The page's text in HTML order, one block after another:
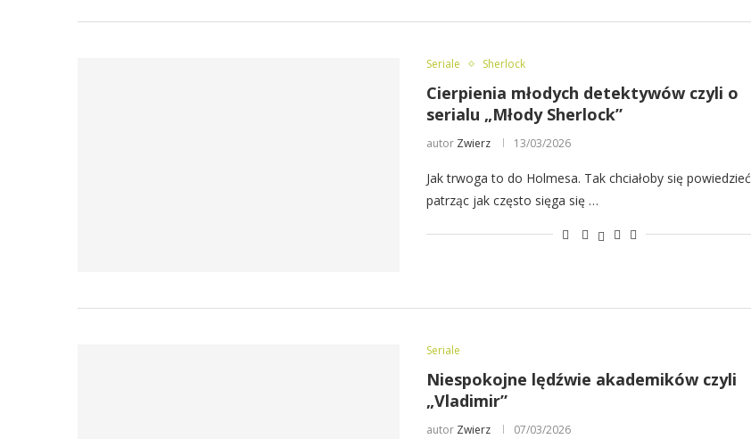
Seriale Sherlock
Cierpienia młodych detektywów czyli o
serialu „Młody Sherlock”
autor Zwierz 13/03/2026
Jak trwoga to do Holmesa. Tak chciałoby się powiedzieć
patrząc jak często sięga się …
Seriale
Niespokojne lędźwie akademików czyli
„Vladimir”
autor Zwierz 07/03/2026